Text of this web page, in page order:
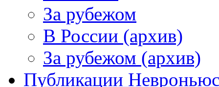
За рубежом
В России (архив)
За рубежом (архив)
Публикации